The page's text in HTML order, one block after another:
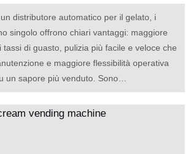
distributore automatico per il gelato, i
singolo offrono chiari vantaggi: maggiore
tassi di guasto, pulizia più facile e veloce che
e maggiore flessibilità operativa
un sapore più venduto. Sono
per le start-up o le strategie monoflavor,
efficiente e redditizia a lungo